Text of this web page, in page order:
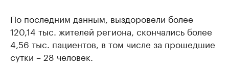
По последним данным, выздоровели более
120,14 тыс. жителей региона, скончались более
4,56 тыс. пациентов, в том числе за прошедшие
сутки – 28 человек.